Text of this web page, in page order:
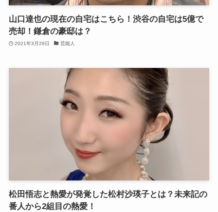
山口達也の現在の自宅はこちら！渋谷の自宅は5億で
売却！鎌倉の豪邸は？
2021年3月29日 芸能人
松田悟志と熱愛が発覚した松村沙瑛子とは？未来記の
番人から2組目の熱愛！